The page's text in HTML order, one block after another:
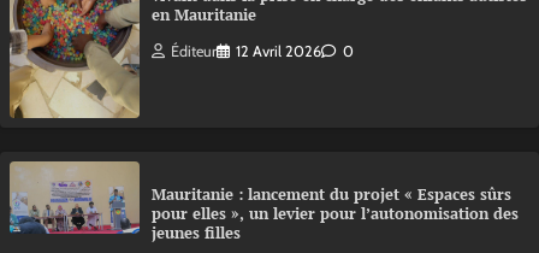
en Mauritanie
Éditeur 12 Avril 2026 0
Mauritanie : lancement du projet « Espaces sûrs
pour elles », un levier pour l’autonomisation des
jeunes filles